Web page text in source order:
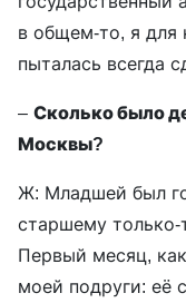
в общем-то, я для
пыталась всегда
– Сколько было
Москвы?
Ж: Младшей был
старшему только-
Первый месяц,
моей подруги: её